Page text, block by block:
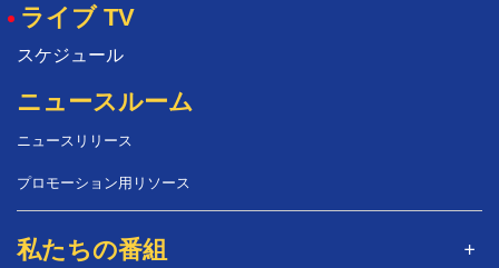
ライブ TV
スケジュール
ニュースルーム
ニュースリリース
プロモーション用リソース
私たちの番組